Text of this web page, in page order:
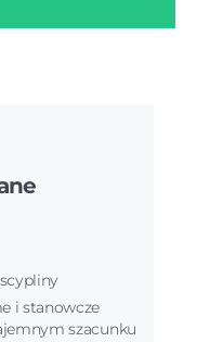
i stanowcze
szacunku